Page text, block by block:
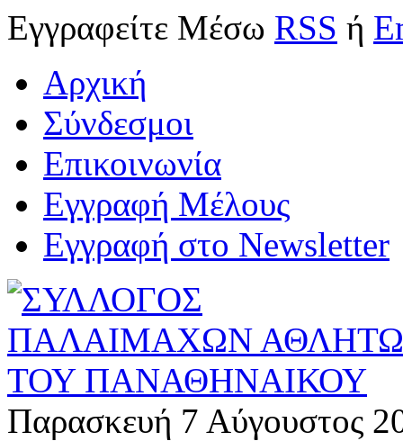
Εγγραφείτε Μέσω RSS ή
Αρχική
Σύνδεσμοι
Επικοινωνία
Εγγραφή Μέλους
Εγγραφή στο Newsletter
Παρασκευή 7 Αύγουστος